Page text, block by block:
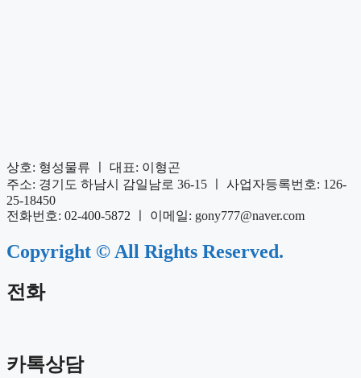
상호: 형성물류 ㅣ 대표: 이형곤
주소: 경기도 하남시 감일남로 36-15 ㅣ 사업자등록번호: 126-
25-18450
전화번호: 02-400-5872 ㅣ 이메일: gony777@naver.com
Copyright © All Rights Reserved.
전화
카톡상담